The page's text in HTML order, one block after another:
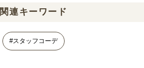
関連キーワード
#スタッフコーデ